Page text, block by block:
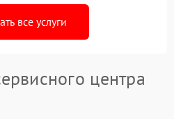
все услуги
центра